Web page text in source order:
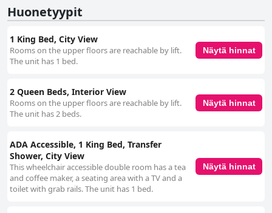
Huonetyypit
1 King Bed, City View
Rooms on the upper floors are reachable by lift.
The unit has 1 bed.
Näytä hinnat
2 Queen Beds, Interior View
Rooms on the upper floors are reachable by lift.
The unit has 2 beds.
Näytä hinnat
ADA Accessible, 1 King Bed, Transfer
Shower, City View
This wheelchair accessible double room has a tea
and coffee maker, a seating area with a TV and a
toilet with grab rails. The unit has 1 bed.
Näytä hinnat